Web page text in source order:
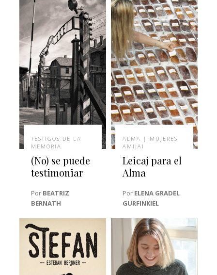
TESTIGOS DE LA
MEMORIA
(No) se puede
testimoniar
Por BEATRIZ
BERNATH
ALMA | MUJERES
AMIJAI
Leicaj para el
Alma
Por ELENA GRADEL
GURFINKIEL